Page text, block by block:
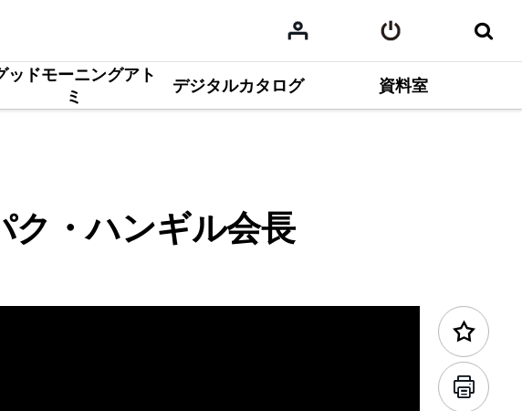
ッドモーニングアト
ミ
デジタルカタログ 資料室
前のコンテンツ
ク・ハンギル会長